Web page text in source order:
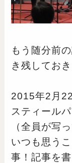
もう随分前
き残してお
2015年2月
スティール
（全員が写
いつも思う
事！記事を